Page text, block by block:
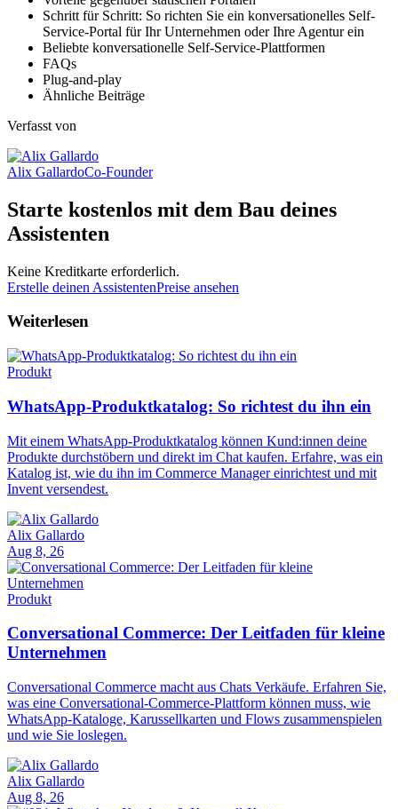
Schritt für Schritt: So richten Sie ein konversationelles Self-
Service-Portal für Ihr Unternehmen oder Ihre Agentur ein
Beliebte konversationelle Self-Service-Plattformen
FAQs
Plug-and-play
Ähnliche Beiträge
Verfasst von
Alix GallardoCo-Founder
Starte kostenlos mit dem Bau deines
Assistenten
Keine Kreditkarte erforderlich.
Erstelle deinen AssistentenPreise ansehen
Weiterlesen
Produkt
WhatsApp-Produktkatalog: So richtest du ihn ein
Mit einem WhatsApp-Produktkatalog können Kund:innen deine
Produkte durchstöbern und direkt im Chat kaufen. Erfahre, was ein
Katalog ist, wie du ihn im Commerce Manager einrichtest und mit
Invent versendest.
Alix Gallardo
Aug 8, 26
Produkt
Conversational Commerce: Der Leitfaden für kleine
Unternehmen
Conversational Commerce macht aus Chats Verkäufe. Erfahren Sie,
was eine Conversational-Commerce-Plattform können muss, wie
WhatsApp-Kataloge, Karussellkarten und Flows zusammenspielen
und wie Sie loslegen.
Alix Gallardo
Aug 8, 26